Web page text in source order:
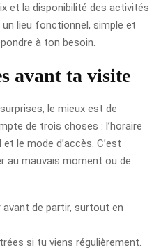
et la disponibilité des activités
lieu fonctionnel, simple et
à ton besoin.
avant ta visite
le mieux est de
de trois choses : l’horaire
le mode d’accès. C’est
au mauvais moment ou de
de partir, surtout en
si tu viens régulièrement.